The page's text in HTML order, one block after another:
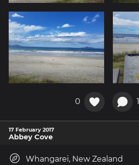
0 1
17 February 2017
Abbey Cove
Whangarei, New Zealand